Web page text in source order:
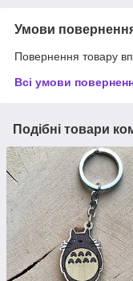
Умови
Повернення товару
Всі умови
Подібні товари